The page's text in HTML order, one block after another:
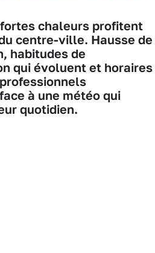
chaleurs profitent
centre-ville. Hausse de
habitudes de
qui évoluent et horaires
à une météo qui
quotidien.